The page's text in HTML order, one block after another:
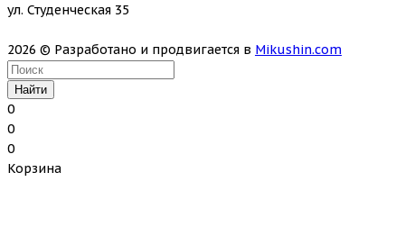
ул. Студенческая 35
2026 © Разработано и продвигается в Mikushin.com
Найти
0
0
0
Корзина